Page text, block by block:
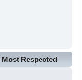
Most Respected